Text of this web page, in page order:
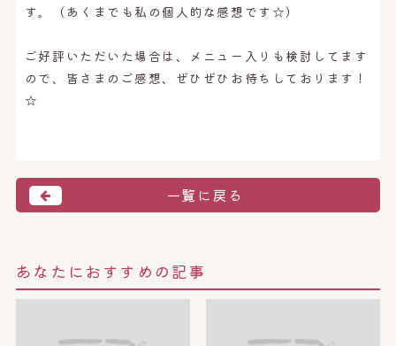
す。（あくまでも私の個人的な感想です☆）
ご好評いただいた場合は、メニュー入りも検討してます
ので、皆さまのご感想、ぜひぜひお待ちしております！
☆
一覧に戻る
あなたにおすすめの記事